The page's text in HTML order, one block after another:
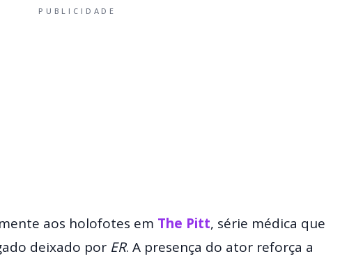
PUBLICIDADE
aos holofotes em The Pitt, série médica que
deixado por ER. A presença do ator reforça a